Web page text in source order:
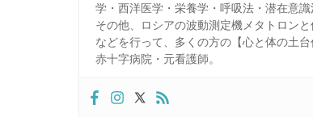
学・西洋医学・栄養学・呼吸法・潜在意
その他、ロシアの波動測定機メタトロン
などを行って、多くの方の【心と体の土台
赤十字病院・元看護師。